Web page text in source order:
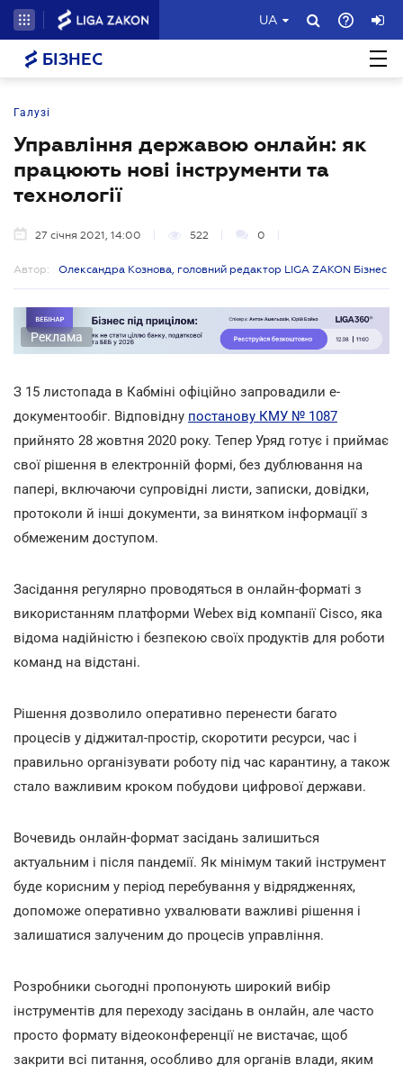
UA
БІЗНЕС
Галузі
Управління державою онлайн: як
працюють нові інструменти та
технології
27 січня 2021, 14:00 522 0
Автор: Олександра Кознова, головний редактор LIGA ZAKON Бізнес
Реклама
З 15 листопада в Кабміні офіційно запровадили е-
документообіг. Відповідну постанову КМУ № 1087
прийнято 28 жовтня 2020 року. Тепер Уряд готує і приймає
свої рішення в електронній формі, без дублювання на
папері, включаючи супровідні листи, записки, довідки,
протоколи й інші документи, за винятком інформації з
обмеженим доступом.
Засідання регулярно проводяться в онлайн-форматі з
використанням платформи Webеx від компанії Cisco, яка
відома надійністю і безпекою своїх продуктів для роботи
команд на відстані.
Рішення дозволило оперативно перенести багато
процесів у діджитал-простір, скоротити ресурси, час і
правильно організувати роботу під час карантину, а також
стало важливим кроком побудови цифрової держави.
Вочевидь онлайн-формат засідань залишиться
актуальним і після пандемії. Як мінімум такий інструмент
буде корисним у період перебування у відрядженнях,
допоможе оперативно ухвалювати важливі рішення і
залишатися залученим до процесів управління.
Розробники сьогодні пропонують широкий вибір
інструментів для переходу засідань в онлайн, але часто
просто формату відеоконференції не вистачає, щоб
закрити всі питання, особливо для органів влади, яким